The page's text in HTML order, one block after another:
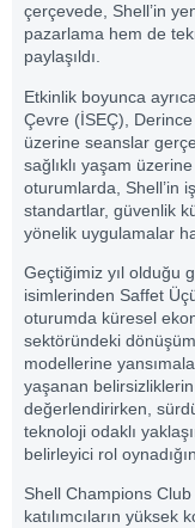
çerçevede, Shell’in
pazarlama hem de
paylaşıldı.
Etkinlik boyunca
Çevre (İSEÇ),
üzerine seanslar
sağlıklı yaşam
oturumlarda, Shell’in
standartlar, güvenlik
yönelik uygulamalar
Geçtiğimiz yıl olduğu
isimlerinden Saffet
oturumda küresel
sektöründeki
modellerine
yaşanan
değerlendirirken,
teknoloji odaklı
belirleyici rol
Shell Champions
katılımcıların yüksek